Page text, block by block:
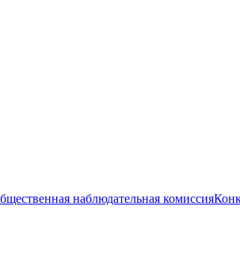
наблюдательная комиссия